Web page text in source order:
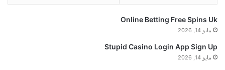
Online Betting Free Spins Uk
مايو 14, 2026
Stupid Casino Login App Sign Up
مايو 14, 2026